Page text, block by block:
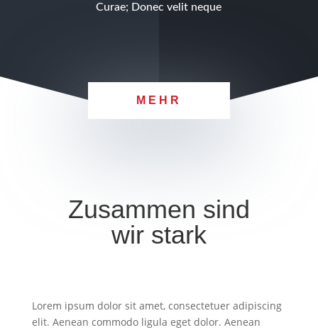
Curae; Donec velit neque
MEHR
Zusam­men sind
wir stark
Lorem ipsum dolor sit amet, con­sec­te­tuer adi­pi­scing
elit. Aene­an com­mo­do ligu­la eget dolor. Aene­an